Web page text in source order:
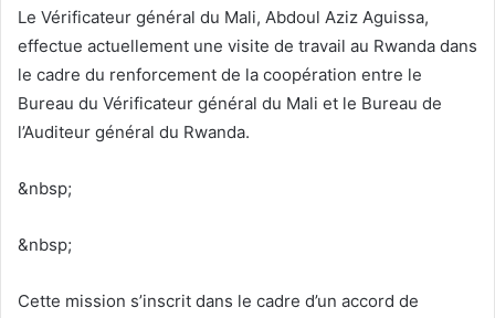
Le Vérificateur général du Mali, Abdoul Aziz Aguissa,
effectue actuellement une visite de travail au Rwanda dans
le cadre du renforcement de la coopération entre le
Bureau du Vérificateur général du Mali et le Bureau de
l’Auditeur général du Rwanda.
&nbsp;
&nbsp;
Cette mission s’inscrit dans le cadre d’un accord de